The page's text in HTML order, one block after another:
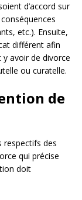
d’accord sur
etc.). Ensuite,
différent afin
y avoir de divorce
ou curatelle.
de
respectifs des
qui précise
doit